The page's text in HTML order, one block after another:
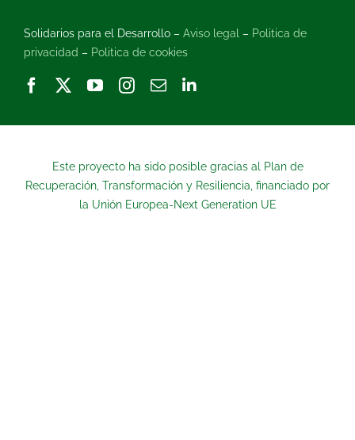
Solidarios para el Desarrollo – Aviso legal – Politica de
privacidad – Politica de cookies
Este proyecto ha sido posible gracias al Plan de
Recuperación, Transformación y Resiliencia, financiado por
la Unión Europea-Next Generation UE